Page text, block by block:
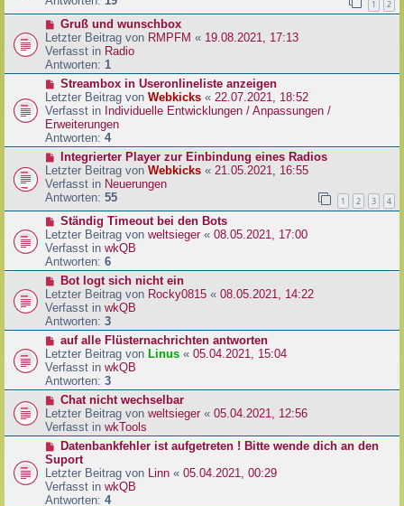
t
r
a
g
r
B
e
i
t
a
g
1 2
N
e
u
e
r
B
e
i
t
r
a
g
Gruß und wunschbox
Letzter Beitrag von RMPFM « 19.08.2021, 17:13
Verfasst in Radio
Antworten: 1
N
e
u
e
r
B
e
i
t
r
a
g
Streambox in Useronlineliste anzeigen
Letzter Beitrag von Webkicks « 22.07.2021, 18:52
Verfasst in Individuelle Entwicklungen / Anpassungen /
Erweiterungen
Antworten: 4
N
e
u
e
r
B
e
i
t
a
g
Integrierter Player zur Einbindung eines Radios
Letzter Beitrag von Webkicks « 21.05.2021, 16:55
Verfasst in Neuerungen
Antworten: 55 1 2 3 4
N
e
u
e
r
B
e
i
t
a
g
Ständig Timeout bei den Bots
Letzter Beitrag von weltsieger« 08.05.2021, 17:00
Verfasst in wkQB
Antworten: 6
N
e
u
e
r
B
e
i
t
a
g
Bot logt sich nicht ein
Letzter Beitrag von Rocky0815 « 08.05.2021, 14:22
Verfasst in wkQB
Antworten: 3
N
e
u
e
r
B
e
i
r
a
g
auf alle Flüsternachrichten antworten
Letzter Beitrag von Linus « 05.04.2021, 15:04
Verfasst in wkQB
Antworten: 3
N
e
u
e
B
e
i
Chat nicht wechselbar
Letzter Beitrag von weltsieger « 05.04.2021, 12:56
Verfasst in wkTools
N
e
u
e
r
Datenbankfehler ist aufgetreten ! Bitte wende dich an den
Suport
Letzter Beitrag von Linn « 05.04.2021, 00:29
Verfasst in wkQB
Antworten: 4